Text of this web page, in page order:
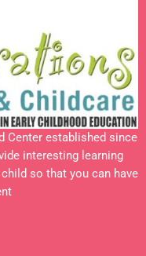
Center established since
interesting learning
so that you can have